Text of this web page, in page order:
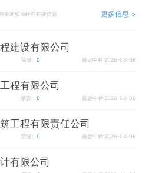
更新项目经理在建信息 更多信息 >
建设有限公司
荣誉: 0 最近中标:2026-08-06
程有限公司
荣誉: 0 最近中标:2026-08-06
工程有限责任公司
荣誉: 0 最近中标:2026-08-06
有限公司